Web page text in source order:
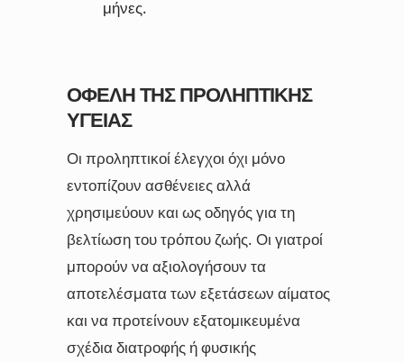
μήνες.
ΟΦΈΛΗ ΤΗΣ ΠΡΟΛΗΠΤΙΚΉΣ
ΥΓΕΊΑΣ
Οι προληπτικοί έλεγχοι όχι μόνο
εντοπίζουν ασθένειες αλλά
χρησιμεύουν και ως οδηγός για τη
βελτίωση του τρόπου ζωής. Οι γιατροί
μπορούν να αξιολογήσουν τα
αποτελέσματα των εξετάσεων αίματος
και να προτείνουν εξατομικευμένα
σχέδια διατροφής ή φυσικής